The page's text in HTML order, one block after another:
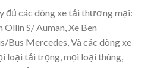
đủ các dòng xe tải thương mại:
Ollin S/ Auman, Xe Ben
Bus Mercedes, Và các dòng xe
loại tải trọng, mọi loại thùng,